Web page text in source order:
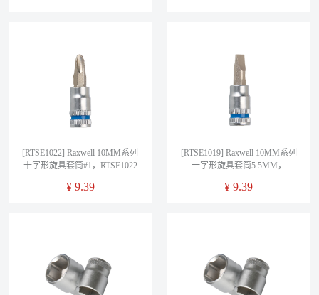
[RTSE1022] Raxwell 10MM系列
十字形旋具套筒#1，RTSE1022
¥ 9.39
[RTSE1019] Raxwell 10MM系列
一字形旋具套筒5.5MM，
¥9.39